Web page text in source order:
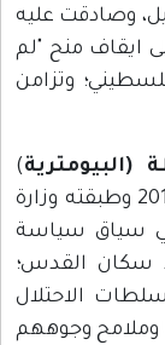
وصادقت عليه
إلى ايقاف منح "لم
وتزامن
(البيومترية)
الصادر عام 2009 وأقرته الكنيست عام 2012 وطبقته وزارة
في سياق سياسة
سكان القدس؛
الاحتلال
وجوههم